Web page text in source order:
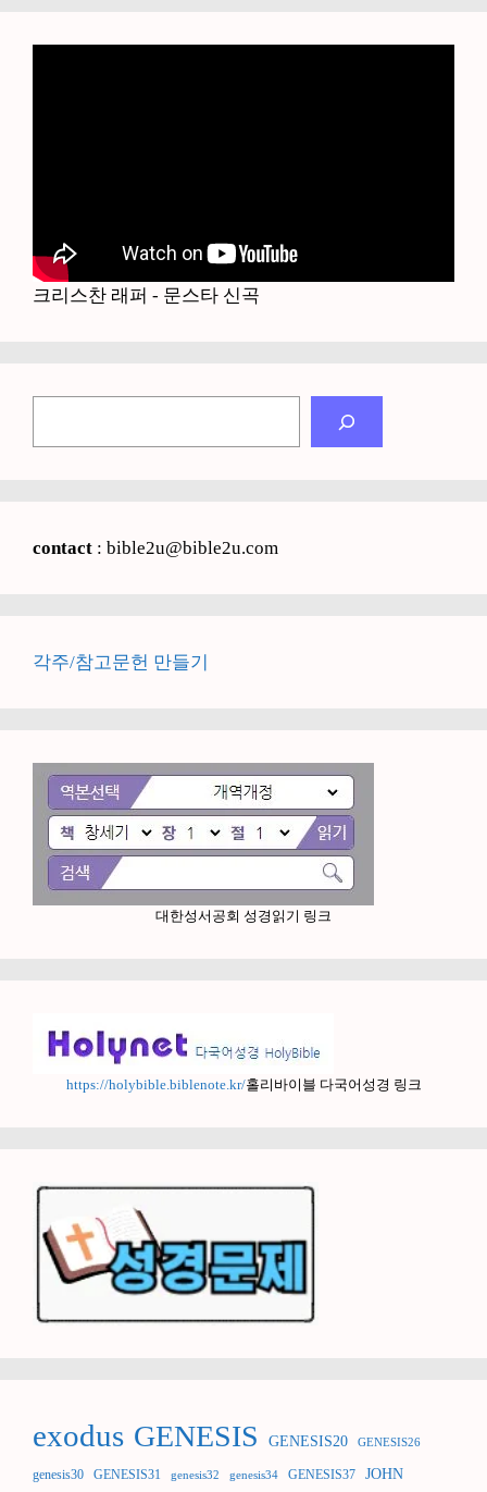
크리스찬 래퍼 - 문스타 신곡
contact : bible2u@bible2u.com
각주/참고문헌 만들기
대한성서공회 성경읽기 링크
https://holybible.biblenote.kr/홀리바이블 다국어성경 링크
exodus GENESIS GENESIS20 GENESIS26
genesis30 GENESIS31 genesis32 genesis34 GENESIS37 JOHN